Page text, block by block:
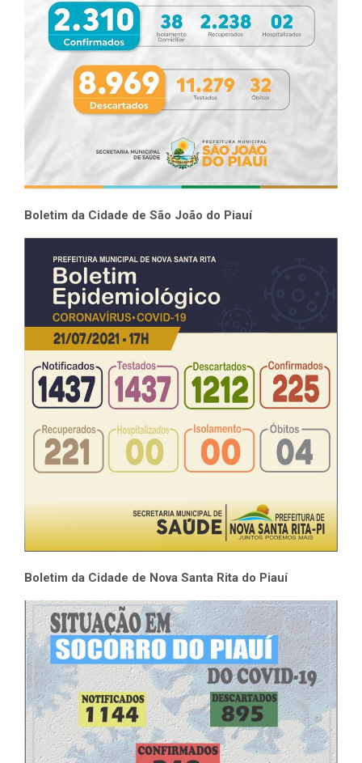
Boletim da Cidade de São João do Piauí
Boletim da Cidade de Nova Santa Rita do Piauí